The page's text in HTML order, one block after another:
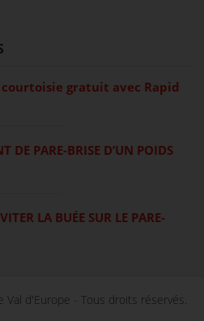
gratuit avec Rapid
DE PARE-BRISE D’UN POIDS
LA BUÉE SUR LE PARE-
d'Europe - Tous droits réservés.